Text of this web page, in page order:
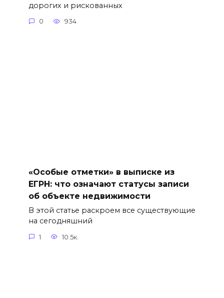
дорогих и рискованных
0 934
«Особые отметки» в выписке из
ЕГРН: что означают статусы записи
об объекте недвижимости
В этой статье раскроем все существующие
на сегодняшний
1 10.5к.